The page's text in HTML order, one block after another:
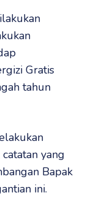
Gratis
tahun
yang
Bapak
ini.